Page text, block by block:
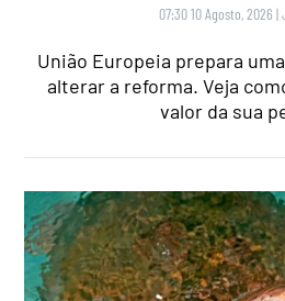
07:30 10 Agosto, 2026 |
União Europeia prepara
alterar a reforma. Veja
valor da sua